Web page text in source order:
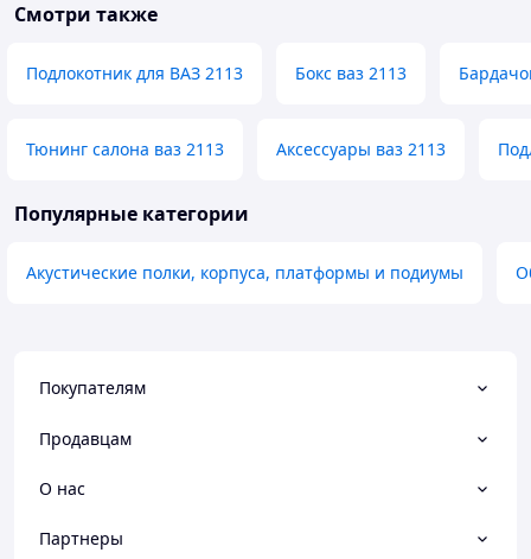
Смотри также
Подлокотник для ВАЗ 2113 Бокс ваз 2113
Тюнинг салона ваз 2113 Аксессуары ваз 2113
Популярные категории
Акустические полки, корпуса, платформы и подиумы
Покупателям
Продавцам
О нас
Партнеры